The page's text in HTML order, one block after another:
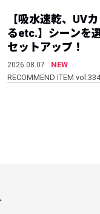
【吸水速乾、UV
るetc.】シーンを
セットアップ！
2026.08.07
NEW
RECOMMEND ITEM vol.334